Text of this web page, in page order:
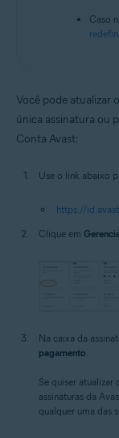
Caso
Você pode atualizar
única assinatura ou
Conta Avast:
Use o link abaixo
https://
Clique em
Na caixa da
pagamento.
Se quiser atualizar
assinaturas da
qualquer uma das